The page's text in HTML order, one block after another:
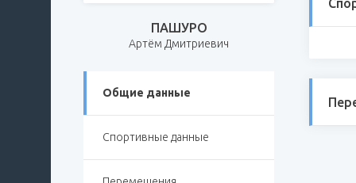
ПАШУРО
Артём Дмитриевич
Общие данные
Спортивные данные